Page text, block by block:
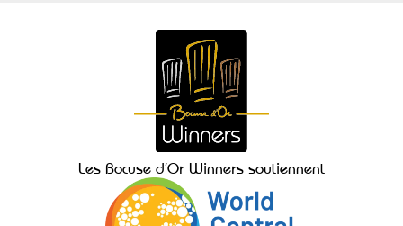
Les Bocuse d’Or Winners soutiennent